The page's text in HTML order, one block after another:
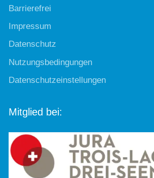
Barrierefrei
Impressum
Datenschutz
Nutzungsbedingungen
Datenschutzeinstellungen
Mitglied bei: